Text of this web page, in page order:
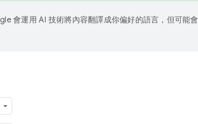
會運用 AI 技術將內容翻譯成你偏好的語言，但可能會